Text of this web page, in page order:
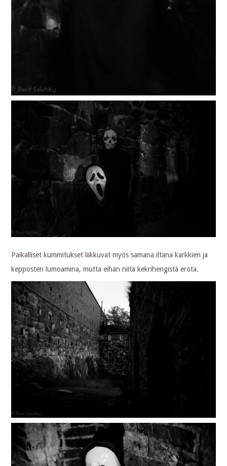
Paikalliset kummitukset liikkuvat myös samana iltana karkkien ja
kepposten lumoamina, mutta eihän niitä kekrihengistä erota.